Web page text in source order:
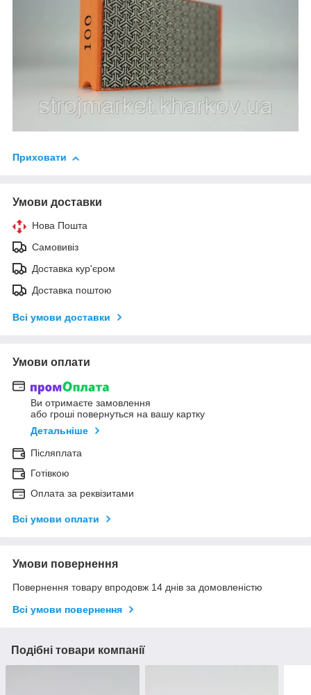
Приховати
Умови доставки
Нова Пошта
Самовивіз
Доставка кур'єром
Доставка поштою
Всі умови доставки
Умови оплати
Ви отримаєте замовлення
або гроші повернуться на вашу картку
Детальніше
Післяплата
Готівкою
Оплата за реквізитами
Всі умови оплати
Умови повернення
Повернення товару впродовж 14 днів за домовленістю
Всі умови повернення
Подібні товари компанії